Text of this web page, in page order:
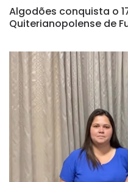
Algodões conquista o
Quiterianopolense de